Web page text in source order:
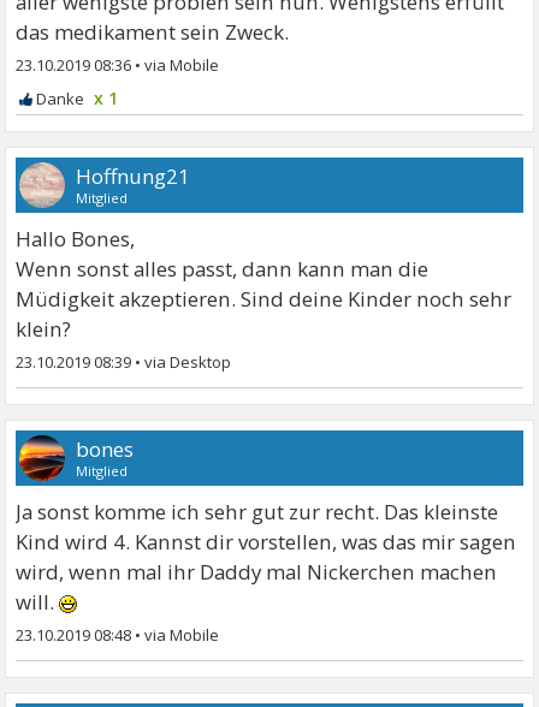
das medikament sein Zweck.
23.10.2019 08:36 •
x 1
Hoffnung21
Mitglied
Hallo Bones,
Wenn sonst alles passt, dann kann man die
Müdigkeit akzeptieren. Sind deine Kinder noch sehr
klein?
23.10.2019 08:39 •
bones
Mitglied
Ja sonst komme ich sehr gut zur recht. Das kleinste
Kind wird 4. Kannst dir vorstellen, was das mir sagen
wird, wenn mal ihr Daddy mal Nickerchen machen
will.
23.10.2019 08:48 •